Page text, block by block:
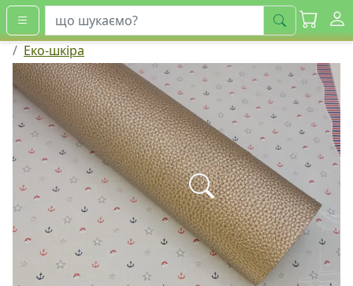
шукати
Еко-шкіра